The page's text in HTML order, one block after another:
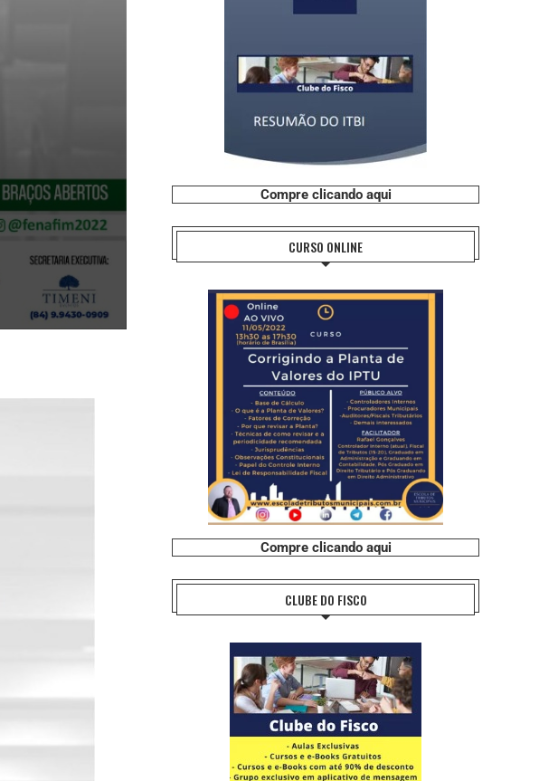
Compre clicando aqui
CURSO ONLINE
Compre clicando aqui
CLUBE DO FISCO